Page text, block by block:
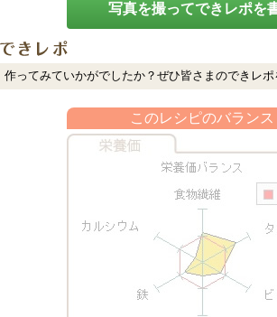
写真を撮ってできレポを
作ってみていかがでしたか？ぜひ皆さまのできレポ
このレシピのバランス